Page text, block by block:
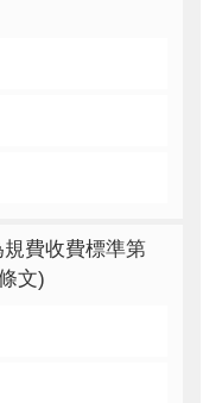
費收費標準第
文)